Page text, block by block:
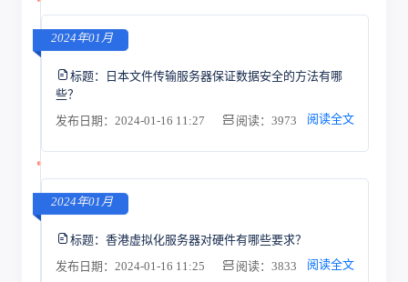
2024年01月
标题：
日本文件传输服务器保证数据安全的方法有哪
些？
发布日期：2024-01-16 11:27
阅读：3973 阅读全文
2024年01月
标题： 香港虚拟化服务器对硬件有哪些要求？
发布日期：2024-01-16 11:25
阅读：3833 阅读全文